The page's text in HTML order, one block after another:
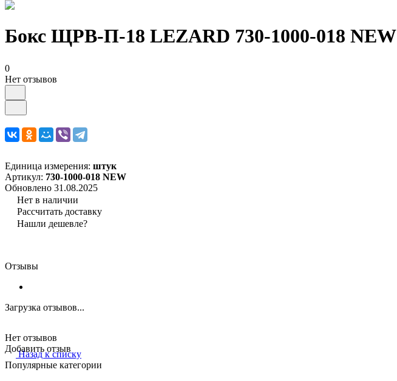
Бокс ЩРВ-П-18 LEZARD 730-1000-018 NEW
0
Нет отзывов
Единица измерения: штук
Артикул: 730-1000-018 NEW
Обновлено 31.08.2025
Нет в наличии
Рассчитать доставку
Нашли дешевле?
Отзывы
Загрузка отзывов...
Нет отзывов
Добавить отзыв
Назад к списку
Популярные категории